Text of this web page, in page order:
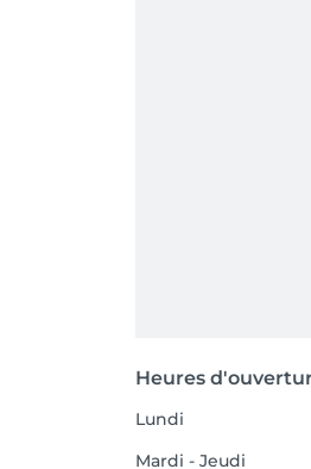
Heures
Lundi
Mardi - Jeudi